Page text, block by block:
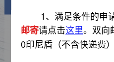
签证类型及材料清单
费用标准
1、 满足条件的申
邮寄请点击这里。 双向
0印尼盾（不含快递费